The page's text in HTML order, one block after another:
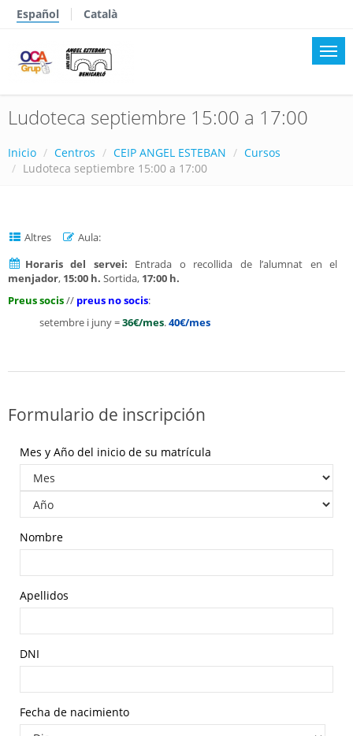
Español Català
Ludoteca septiembre 15:00 a 17:00
Inicio Centros CEIP ANGEL ESTEBAN
Cursos
Ludoteca septiembre 15:00 a 17:00
Altres
Aula:
Horaris del servei: Entrada o recollida de l’alumnat en el
menjador, 15:00 h. Sortida, 17:00 h.
Preus socis// preus no socis:
setembre i juny =36€/mes.40€/mes
Formulario de inscripción
Mes y Año del inicio de su matrícula
Nombre
Apellidos
DNI
Fecha de nacimiento